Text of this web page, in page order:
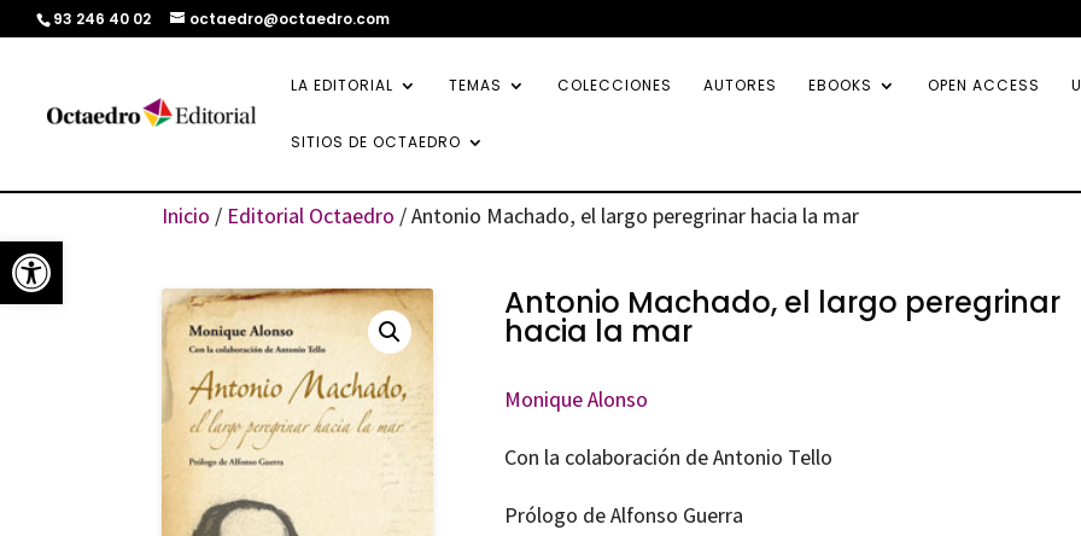
Abrir barra de herramientas
93 246 40 02 octaedro@octaedro.com
LA EDITORIAL TEMAS COLECCIONES AUTORES EBOOKS OPEN ACCESS
SITIOS DE OCTAEDRO
Inicio / Editorial Octaedro / Antonio Machado, el largo peregrinar hacia la mar
Antonio Machado, el largo peregrinar
hacia la mar
Monique Alonso
Con la colaboración de Antonio Tello
Prólogo de Alfonso Guerra